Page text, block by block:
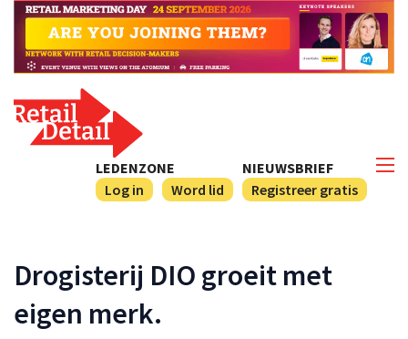
NIEUWSBRIEF
Registreer gratis
LEDENZONE
Log in
Word lid
Drogisterij DIO groeit met
eigen merk.